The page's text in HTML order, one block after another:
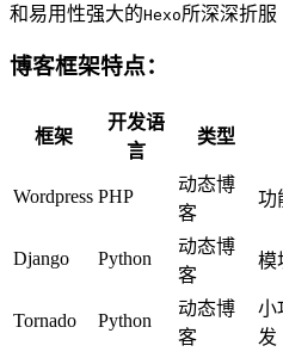
和易用性强大的Hexo所深深折服
博客框架特点：
框架
开发语
言
类型
Wordpress PHP
动态博
客
功
Django Python
动态博
客
模
Tornado Python
动态博
客
小
发